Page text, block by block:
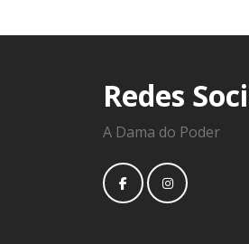
Redes
A Dama do Poder